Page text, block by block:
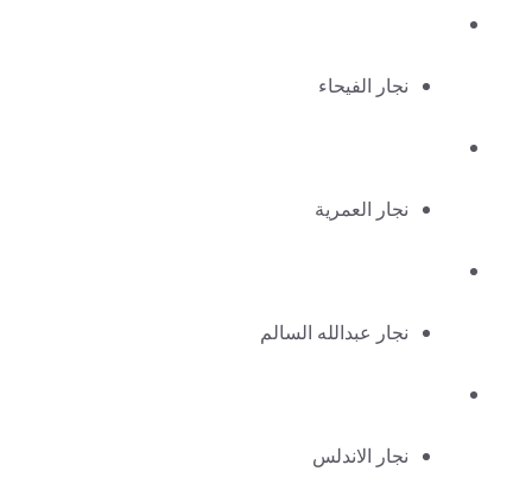
نجار الفيحاء
نجار العمرية
نجار عبدالله السالم
نجار الاندلس